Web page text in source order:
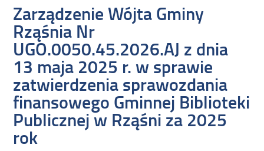
Zarządzenie Wójta Gminy
Rząśnia Nr
UGO.0050.45.2026.AJ z dnia
13 maja 2025 r. w sprawie
zatwierdzenia sprawozdania
finansowego Gminnej Biblioteki
Publicznej w Rząśni za 2025
rok